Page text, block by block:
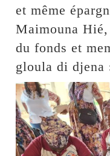
et même
Maimouna
du fonds et
gloula di djena